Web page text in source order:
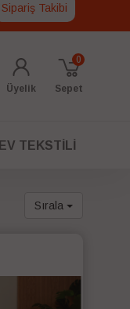
Sipariş Takibi
Üyelik Sepet
0
EV TEKSTILI
Sırala